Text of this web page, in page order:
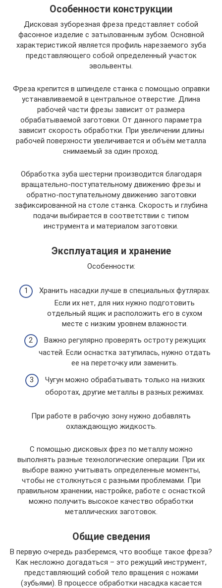
Особенности конструкции
Дисковая зуборезная фреза представляет собой
фасонное изделие с затылованным зубом. Основной
характеристикой является профиль нарезаемого зуба
представляющего собой определенный участок
эвольвенты.
Фреза крепится в шпинделе станка с помощью оправки
устанавливаемой в центральное отверстие. Длина
рабочей части фрезы зависит от размера
обрабатываемой заготовки. От данного параметра
зависит скорость обработки. При увеличении длины
рабочей поверхности увеличивается и объём металла
снимаемый за один проход.
Обработка зуба шестерни производится благодаря
вращательно-поступательному движению фрезы и
обратно-поступательному движению заготовки
зафиксированной на столе станка. Скорость и глубина
подачи выбирается в соответствии с типом
инструмента и материалом заготовки.
Эксплуатация и хранение
Особенности:
Хранить насадки лучше в специальных футлярах.
Если их нет, для них нужно подготовить
отдельный ящик и расположить его в сухом
месте с низким уровнем влажности.
Важно регулярно проверять остроту режущих
частей. Если оснастка затупилась, нужно отдать
ее на переточку или заменить.
Чугун можно обрабатывать только на низких
оборотах, другие металлы в разных режимах.
При работе в рабочую зону нужно добавлять
охлаждающую жидкость.
С помощью дисковых фрез по металлу можно
выполнять разные технологические операции. При их
выборе важно учитывать определенные моменты,
чтобы не столкнуться с разными проблемами. При
правильном хранении, настройке, работе с оснасткой
можно получить высокое качество обработки
металлических заготовок.
Общие сведения
В первую очередь разберемся, что вообще такое фреза?
Как несложно догадаться – это режущий инструмент,
представляющий собой тело вращения с ножами
(зубьями). В процессе обработки насадка касается